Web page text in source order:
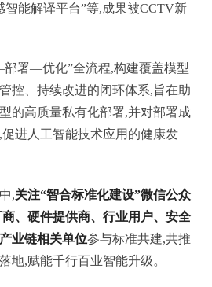
智能解译平台”等,成果被CCTV新
署—优化”全流程,构建覆盖模型
控、持续改进的闭环体系,旨在助
的高质量私有化部署,并对部署成
进人工智能技术应用的健康发
,关注“智合标准化建设”微信公众
、硬件提供商、行业用户、安全
业链相关单位参与标准共建,共推
地,赋能千行百业智能升级。